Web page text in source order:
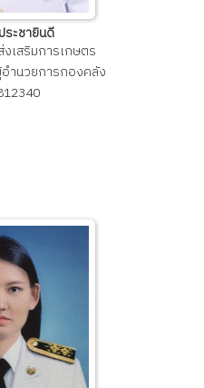
ะชายินดี
เสริมการเกษตร
ำนวยการกองคลัง